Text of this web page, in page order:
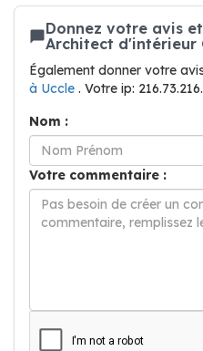
Donnez votre avis
Architect d'intérieur
Également donner votre
à Uccle . Votre ip:
Nom :
Votre commentaire :